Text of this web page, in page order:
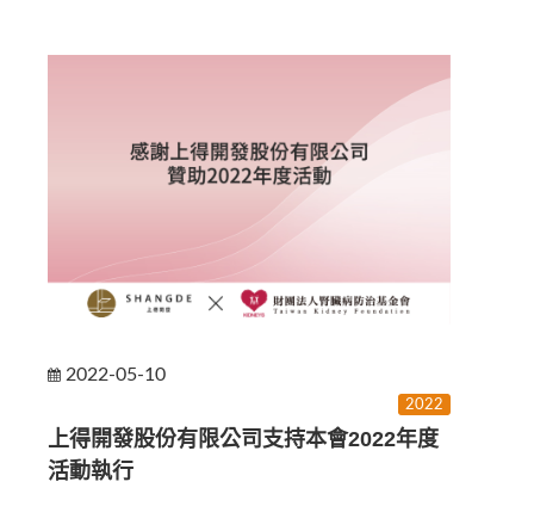
2022-05-10
2022
上得開發股份有限公司支持本會2022年度
活動執行